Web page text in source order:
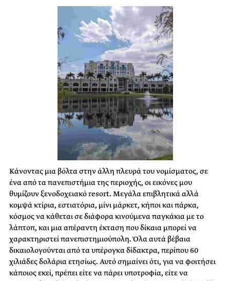
Κάνοντας μια βόλτα στην άλλη πλευρά του νομίσματος, σε
ένα από τα πανεπιστήμια της περιοχής, οι εικόνες μου
θυμίζουν ξενοδοχειακό resort. Μεγάλα επιβλητικά αλλά
κομψά κτίρια, εστιατόρια, μίνι μάρκετ, κήποι και πάρκα,
κόσμος να κάθεται σε διάφορα κινούμενα παγκάκια με το
λάπτοπ, και μια απέραντη έκταση που δίκαια μπορεί να
χαρακτηριστεί πανεπιστημιούπολη. Όλα αυτά βέβαια
δικαιολογούνται από τα υπέρογκα δίδακτρα, περίπου 60
χιλιάδες δολάρια ετησίως. Αυτό σημαίνει ότι, για να φοιτήσει
κάποιος εκεί, πρέπει είτε να πάρει υποτροφία, είτε να